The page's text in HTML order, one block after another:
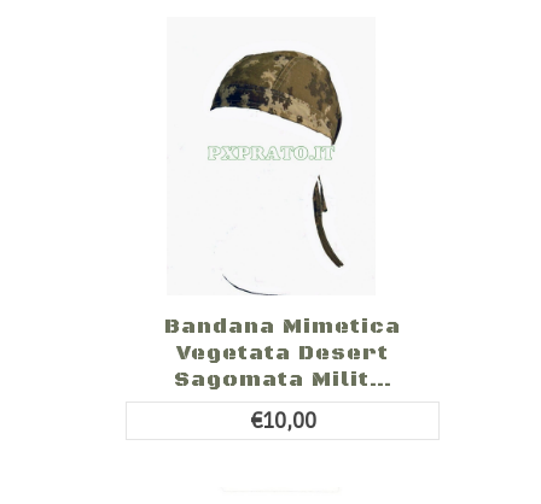
Bandana Mimetica
Vegetata Desert
Sagomata Milit...
€10,00